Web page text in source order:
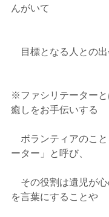
んがいて
目標となる人との出
※ファシリテーター
癒しをお手伝いする
ボランティアのこ
ーター」と呼び、
その役割は遺児が
を言葉にすることや